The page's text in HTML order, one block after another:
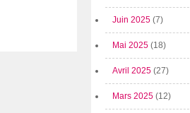
Juin 2025 (7)
Mai 2025 (18)
Avril 2025 (27)
Mars 2025 (12)